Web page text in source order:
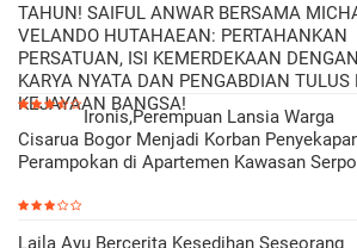
TAHUN! SAIFUL ANWAR BERSAMA
VELANDO HUTAHAEAN: PERTAHANKAN
PERSATUAN, ISI KEMERDEKAAN DENGAN
KARYA NYATA DAN PENGABDIAN TULUS
KEJAYAAN BANGSA!
Ironis,Perempuan Lansia Warga
Cisarua Bogor Menjadi Korban
Perampokan di Apartemen Kawasan